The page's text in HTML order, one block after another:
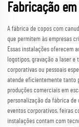
Fabricação
A fábrica de copos com
que permitem às empresas
Essas instalações oferecem
logotipos, gravação a laser
corporativas ou pessoais
atende eficientemente tanto
produções comerciais em
personalização da fábrica de
eventos corporativos, feiras
instalações contam com